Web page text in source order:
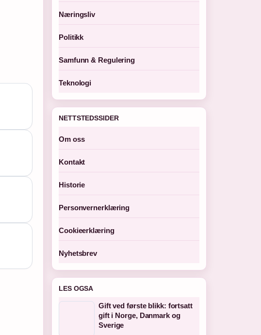
Næringsliv
Politikk
Samfunn & Regulering
Teknologi
NETTSTEDSSIDER
Om oss
Kontakt
Historie
Personvernerklæring
Cookieerklæring
Nyhetsbrev
LES OGSA
Gift ved første blikk: fortsatt
gift i Norge, Danmark og
Sverige